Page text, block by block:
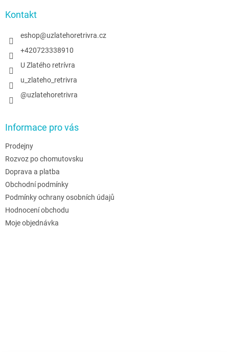
Kontakt
eshop@uzlatehoretrivra.cz
+420723338910
U Zlatého retrívra
u_zlateho_retrivra
@uzlatehoretrivra
Informace pro vás
Prodejny
Rozvoz po chomutovsku
Doprava a platba
Obchodní podmínky
Podmínky ochrany osobních údajů
Hodnocení obchodu
Moje objednávka